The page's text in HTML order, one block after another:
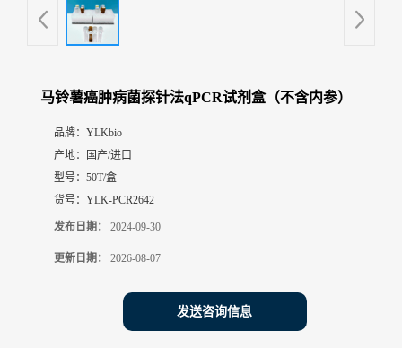
马铃薯癌肿病菌探针法qPCR试剂盒（不含内参）
品牌： YLKbio
产地：
国产/进口
型号： 50T/盒
货号： YLK-PCR2642
发布日期： 2024-09-30
更新日期： 2026-08-07
发送咨询信息